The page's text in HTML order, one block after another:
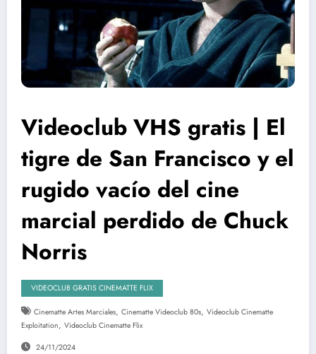
Videoclub VHS gratis | El
tigre de San Francisco y el
rugido vacío del cine
marcial perdido de Chuck
Norris
VIDEOCLUB GRATIS CINEMATTE FLIX
Cinematte Artes Marciales, Cinematte Videoclub 80s, Videoclub Cinematte
Exploitation, Videoclub Cinematte Flix
24/11/2024